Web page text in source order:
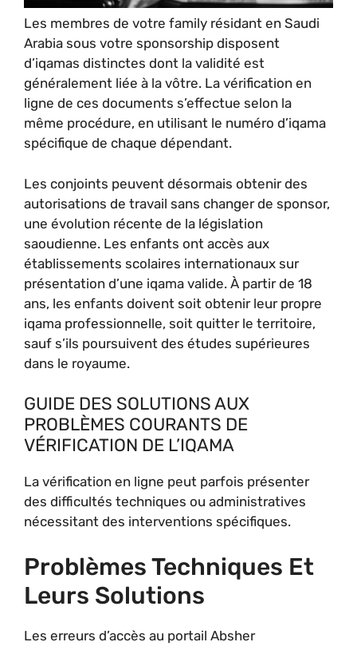
Les membres de votre family résidant en Saudi
Arabia sous votre sponsorship disposent
d’iqamas distinctes dont la validité est
généralement liée à la vôtre. La vérification en
ligne de ces documents s’effectue selon la
même procédure, en utilisant le numéro d’iqama
spécifique de chaque dépendant.
Les conjoints peuvent désormais obtenir des
autorisations de travail sans changer de sponsor,
une évolution récente de la législation
saoudienne. Les enfants ont accès aux
établissements scolaires internationaux sur
présentation d’une iqama valide. À partir de 18
ans, les enfants doivent soit obtenir leur propre
iqama professionnelle, soit quitter le territoire,
sauf s’ils poursuivent des études supérieures
dans le royaume.
GUIDE DES SOLUTIONS AUX
PROBLÈMES COURANTS DE
VÉRIFICATION DE L’IQAMA
La vérification en ligne peut parfois présenter
des difficultés techniques ou administratives
nécessitant des interventions spécifiques.
Problèmes Techniques Et
Leurs Solutions
Les erreurs d’accès au portail Absher